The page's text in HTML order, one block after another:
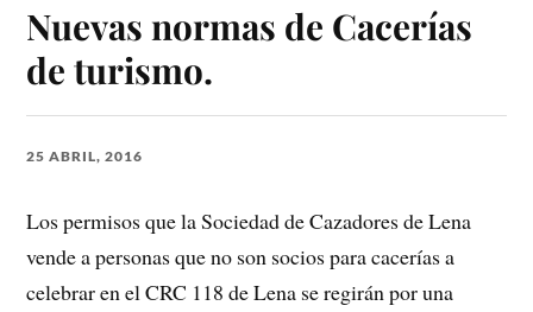
Nuevas normas de Cacerías
de turismo.
25 ABRIL, 2016
Los permisos que la Sociedad de Cazadores de Lena
vende a personas que no son socios para cacerías a
celebrar en el CRC 118 de Lena se regirán por una